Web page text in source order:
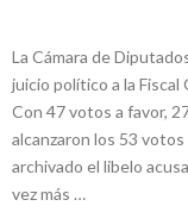
La Cámara de
juicio político a la Fiscal
Con 47 votos a favor,
alcanzaron los 53
archivado el libelo
vez más …